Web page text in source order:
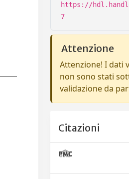
https://
7
Attenzione
Attenzione! I dati
non sono stati
validazione da
Citazioni